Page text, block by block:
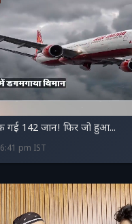
गई 142 जान! फिर जो हुआ...
pm IST